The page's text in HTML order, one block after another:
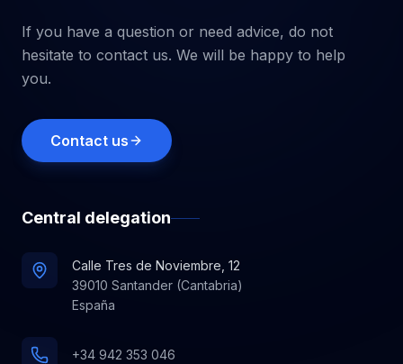
If you have a question or need advice, do not
hesitate to contact us. We will be happy to help
you.
Contact us
Central delegation
Calle Tres de Noviembre, 12
39010 Santander (Cantabria)
España
+34 942 353 046